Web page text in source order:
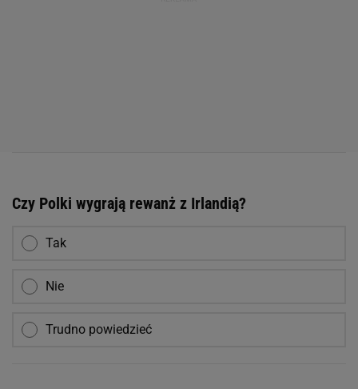
Czy Polki wygrają rewanż z Irlandią?
Tak
Nie
Trudno powiedzieć